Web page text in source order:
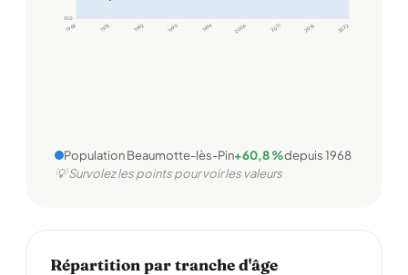
100
1968 1975 1982 1990 1999 2006 2011 2016 2022
Population Beaumotte-lès-Pin+60,8 %depuis 1968
💡 Survolez les points pour voir les valeurs
Répartition par tranche d'âge